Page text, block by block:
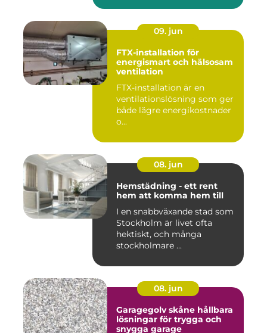
09. jun
FTX-installation för
energismart och hälsosam
ventilation
FTX-installation är en
ventilationslösning som ger
både lägre energikostnader
o...
08. jun
Hemstädning - ett rent
hem att komma hem till
I en snabbväxande stad som
Stockholm är livet ofta
hektiskt, och många
stockholmare ...
08. jun
Garagegolv skåne hållbara
lösningar för trygga och
snygga garage